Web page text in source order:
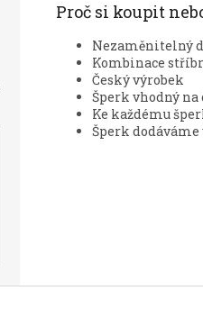
Proč si koupit
Nezaměnitelný
Kombinace
Český výrobek
Šperk vhodný
Ke každému
Šperk